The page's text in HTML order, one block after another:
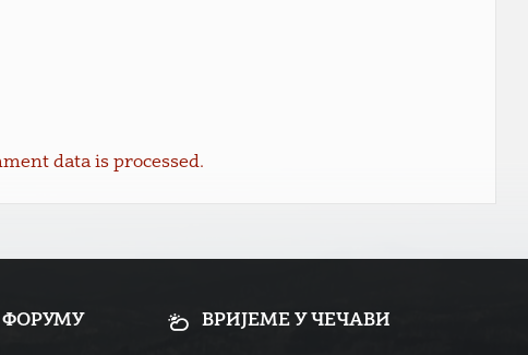
data is processed.
ВРИЈЕМЕ У ЧЕЧАВИ